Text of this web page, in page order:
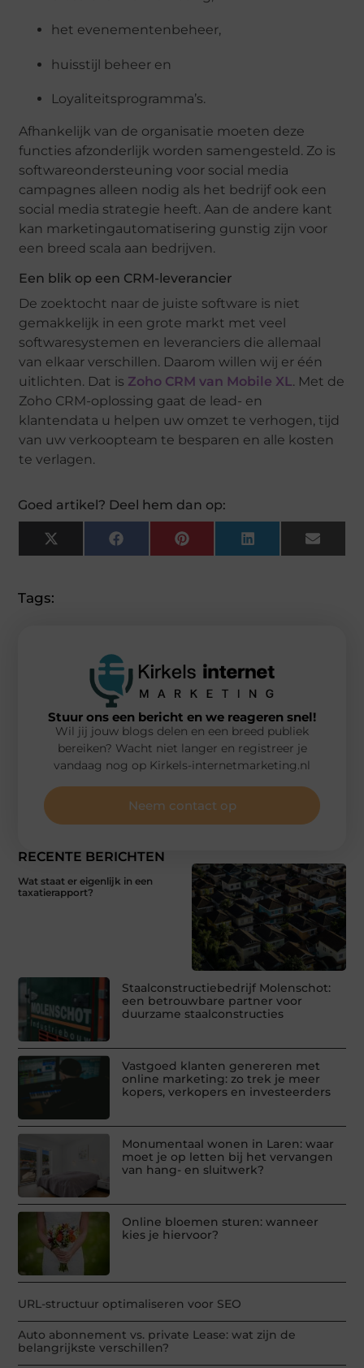
het evenementenbeheer,
huisstijl beheer en
Loyaliteitsprogramma’s.
Afhankelijk van de organisatie moeten deze
functies afzonderlijk worden samengesteld. Zo is
softwareondersteuning voor social media
campagnes alleen nodig als het bedrijf ook een
social media strategie heeft. Aan de andere kant
kan marketingautomatisering gunstig zijn voor
een breed scala aan bedrijven.
Een blik op een CRM-leverancier
De zoektocht naar de juiste software is niet
gemakkelijk in een grote markt met veel
softwaresystemen en leveranciers die allemaal
van elkaar verschillen. Daarom willen wij er één
uitlichten. Dat is Zoho CRM van Mobile XL. Met de
Zoho CRM-oplossing gaat de lead- en
klantendata u helpen uw omzet te verhogen, tijd
van uw verkoopteam te besparen en alle kosten
te verlagen.
Goed artikel? Deel hem dan op:
X
(Twitter)
FacebookPinterestLinkedInEmail
Tags:
RECENTE BERICHTEN
Wat staat er eigenlijk in een
taxatierapport?
Staalconstructiebedrijf Molenschot:
een betrouwbare partner voor
duurzame staalconstructies
Vastgoed klanten genereren met
online marketing: zo trek je meer
kopers, verkopers en investeerders
Monumentaal wonen in Laren: waar
moet je op letten bij het vervangen
van hang- en sluitwerk?
Online bloemen sturen: wanneer
kies je hiervoor?
URL-structuur optimaliseren voor SEO
Auto abonnement vs. private Lease: wat zijn de
belangrijkste verschillen?
Stuur ons een bericht en we reageren snel!
Wil jij jouw blogs delen en een breed publiek
bereiken? Wacht niet langer en registreer je
vandaag nog op Kirkels-internetmarketing.nl
Neem contact op